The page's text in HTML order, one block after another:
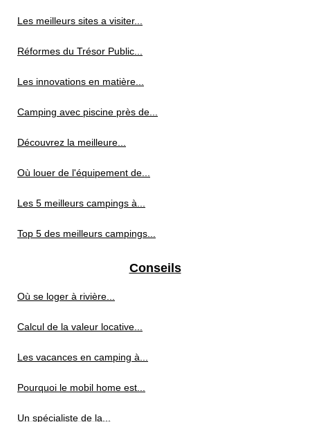
Les meilleurs sites a visiter...
Réformes du Trésor Public...
Les innovations en matière...
Camping avec piscine près de...
Découvrez la meilleure...
Où louer de l'équipement de...
Les 5 meilleurs campings à...
Top 5 des meilleurs campings...
Conseils
Où se loger à rivière...
Calcul de la valeur locative...
Les vacances en camping à...
Pourquoi le mobil home est...
Un spécialiste de la...